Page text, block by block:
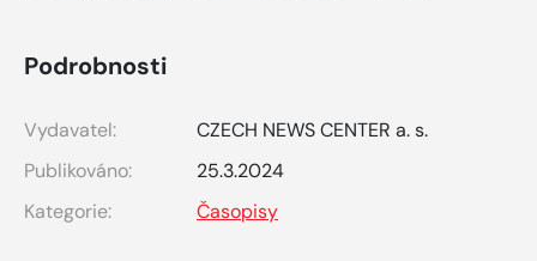
Podrobnosti
Vydavatel:
CZECH NEWS CENTER a. s.
Publikováno:
25.3.2024
Kategorie:
Časopisy